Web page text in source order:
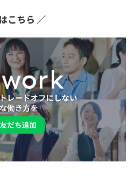
こちら ／